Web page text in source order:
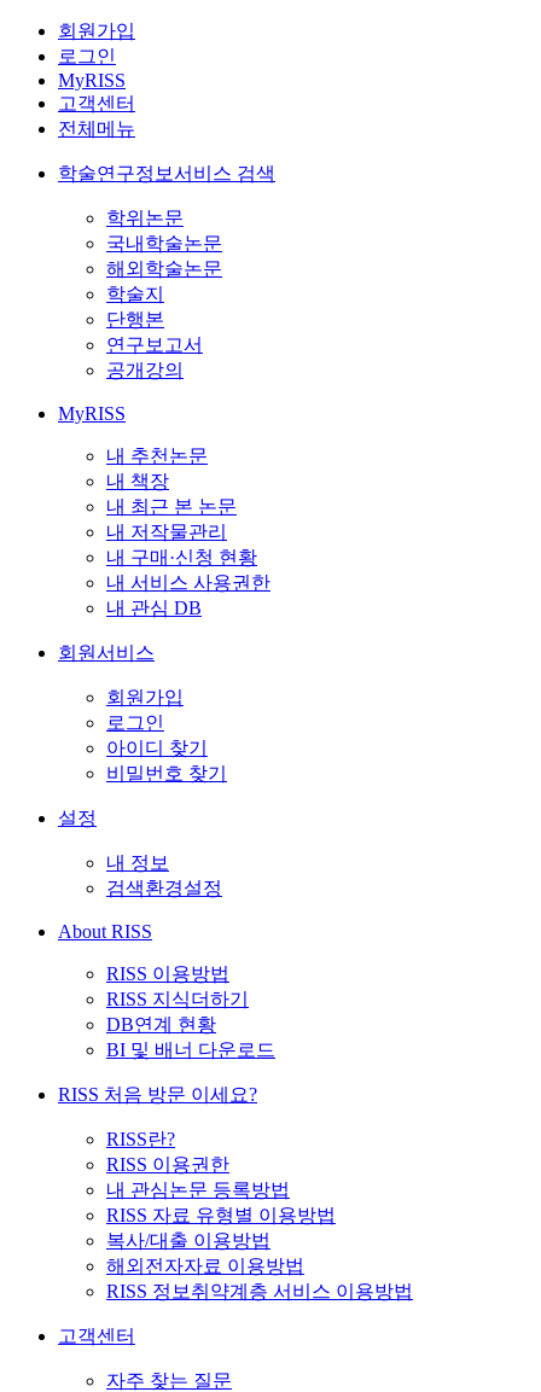
회원가입
로그인
MyRISS
고객센터
전체메뉴
학술연구정보서비스 검색
학위논문
국내학술논문
해외학술논문
학술지
단행본
연구보고서
공개강의
MyRISS
내 추천논문
내 책장
내 최근 본 논문
내 저작물관리
내 구매·신청 현황
내 서비스 사용권한
내 관심 DB
회원서비스
회원가입
로그인
아이디 찾기
비밀번호 찾기
설정
내 정보
검색환경설정
About RISS
RISS 이용방법
RISS 지식더하기
DB연계 현황
BI 및 배너 다운로드
RISS 처음 방문 이세요?
RISS란?
RISS 이용권한
내 관심논문 등록방법
RISS 자료 유형별 이용방법
복사/대출 이용방법
해외전자자료 이용방법
RISS 정보취약계층 서비스 이용방법
고객센터
자주 찾는 질문